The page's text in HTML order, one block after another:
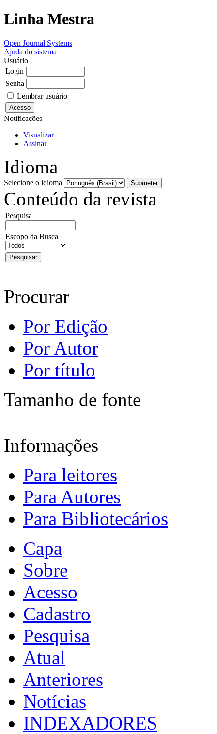
Linha Mestra
Open Journal Systems
Ajuda do sistema
Usuário
Login
Senha
Lembrar usuário
Notificações
Visualizar
Assinar
Idioma
Selecione o idioma
Conteúdo da revista
Pesquisa
Escopo da Busca
Procurar
Por Edição
Por Autor
Por título
Tamanho de fonte
Informações
Para leitores
Para Autores
Para Bibliotecários
Capa
Sobre
Acesso
Cadastro
Pesquisa
Atual
Anteriores
Notícias
INDEXADORES